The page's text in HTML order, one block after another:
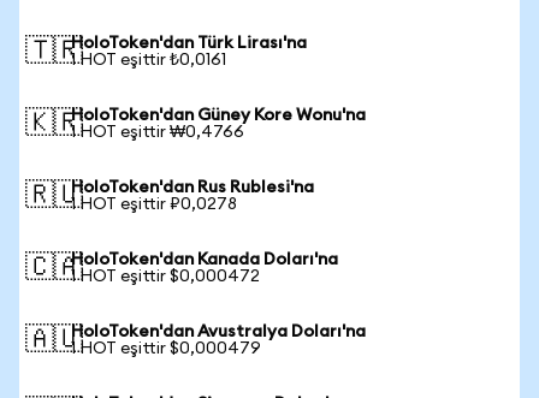
🇹🇷HoloToken'dan Türk Lirası'na
1 HOT eşittir ₺0,0161
🇰🇷HoloToken'dan Güney Kore Wonu'na
1 HOT eşittir ₩0,4766
🇷🇺HoloToken'dan Rus Rublesi'na
1 HOT eşittir ₽0,0278
🇨🇦HoloToken'dan Kanada Doları'na
1 HOT eşittir $0,000472
🇦🇺HoloToken'dan Avustralya Doları'na
1 HOT eşittir $0,000479